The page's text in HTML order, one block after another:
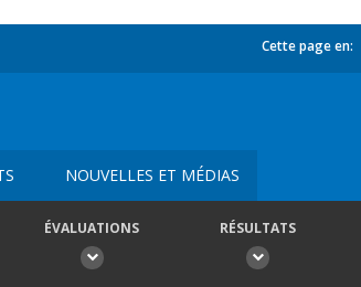
Cette page en:
NOUVELLES ET MÉDIAS
ÉVALUATIONS RÉSULTATS